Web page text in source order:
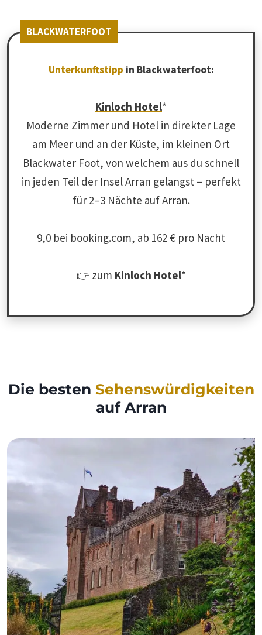
BLACKWATERFOOT
Unterkunftstipp in Blackwaterfoot:
Kinloch Hotel*
Moderne Zimmer und Hotel in direkter Lage
am Meer und an der Küste, im kleinen Ort
Blackwater Foot, von welchem aus du schnell
in jeden Teil der Insel Arran gelangst – perfekt
für 2–3 Nächte auf Arran.
9,0 bei booking.com, ab 162 € pro Nacht
👉 zum Kinloch Hotel*
Die besten Sehenswürdigkeiten
auf Arran